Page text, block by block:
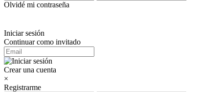
Olvidé mi contraseña
Iniciar sesión
Continuar como invitado
Crear una cuenta
×
Registrarme